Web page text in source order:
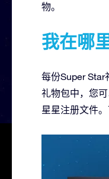
物。
我在哪
每份Super Star
礼物包中，您
星星注册文件